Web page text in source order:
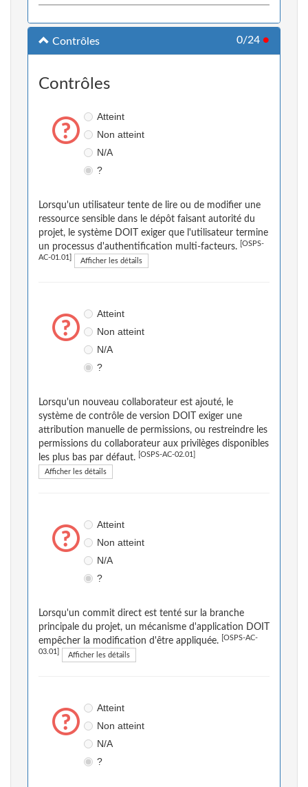
Contrôles 0/24 ●
Contrôles
Atteint
Non atteint
N/A
?
Lorsqu'un utilisateur tente de lire ou de modifier une
ressource sensible dans le dépôt faisant autorité du
projet, le système DOIT exiger que l'utilisateur termine
un processus d'authentification multi-facteurs.
[OSPS-
AC-01.01] Afficher les détails
Atteint
Non atteint
N/A
?
Lorsqu'un nouveau collaborateur est ajouté, le
système de contrôle de version DOIT exiger une
attribution manuelle de permissions, ou restreindre les
permissions du collaborateur aux privilèges disponibles
les plus bas par défaut.
[OSPS-AC-02.01]
Afficher les détails
Atteint
Non atteint
N/A
?
Lorsqu'un commit direct est tenté sur la branche
principale du projet, un mécanisme d'application DOIT
empêcher la modification d'être appliquée.
[OSPS-AC-
03.01] Afficher les détails
Atteint
Non atteint
N/A
?